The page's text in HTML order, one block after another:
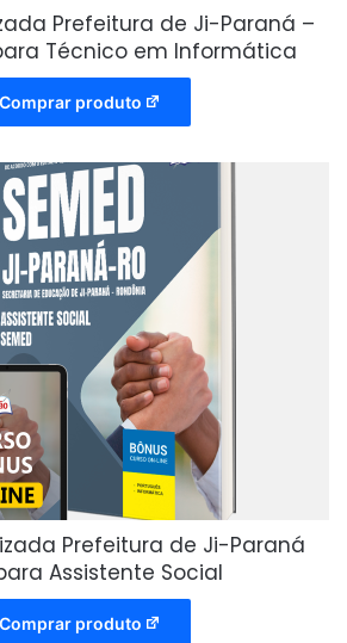
Prefeitura de Ji-Paraná –
Técnico em Informática
Comprar produto
Prefeitura de Ji-Paraná
Assistente Social
Comprar produto